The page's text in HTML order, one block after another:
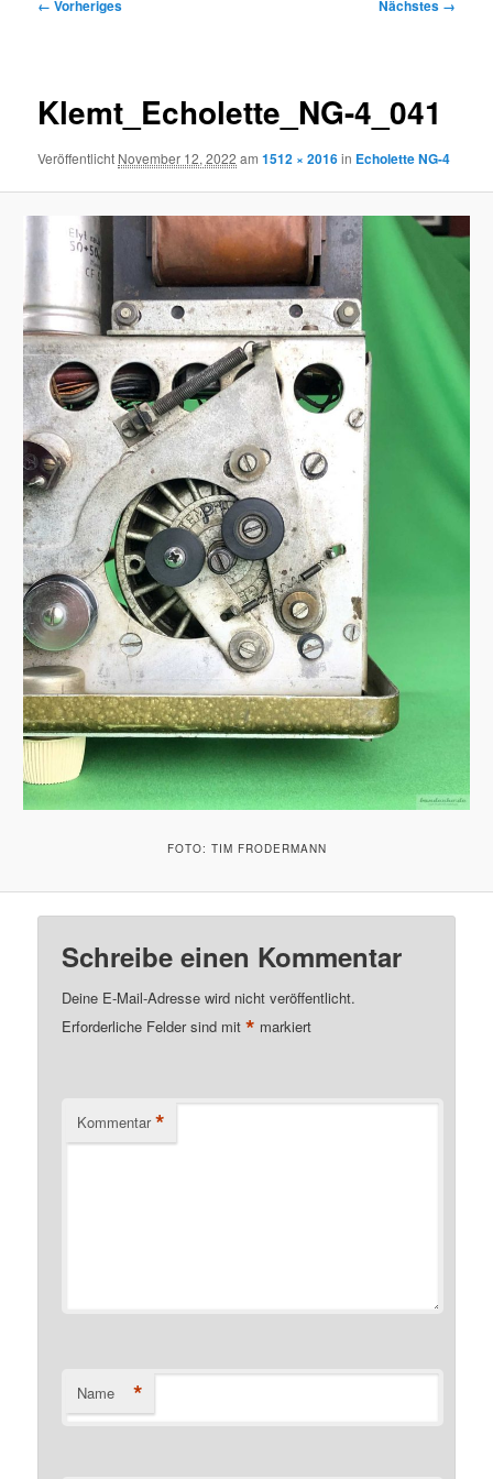
← Vorheriges Nächstes →
Klemt_Echolette_NG-4_041
Veröffentlicht November 12, 2022 am1512 × 2016in Echolette NG-4
FOTO: TIM FRODERMANN
Schreibe einen Kommentar
Deine E-Mail-Adresse wird nicht veröffentlicht.
Erforderliche Felder sind mit* markiert
Kommentar *
Name *